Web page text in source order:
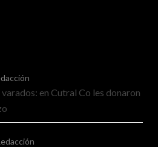
en Cutral Co les donaron